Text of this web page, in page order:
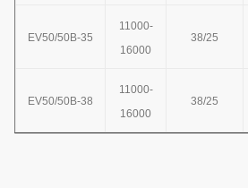
EV50/50B-35
11000-
16000
38/25
EV50/50B-38
11000-
16000
38/25